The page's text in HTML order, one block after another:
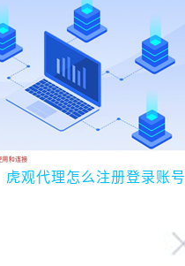
虎观代理怎么注册登录账号